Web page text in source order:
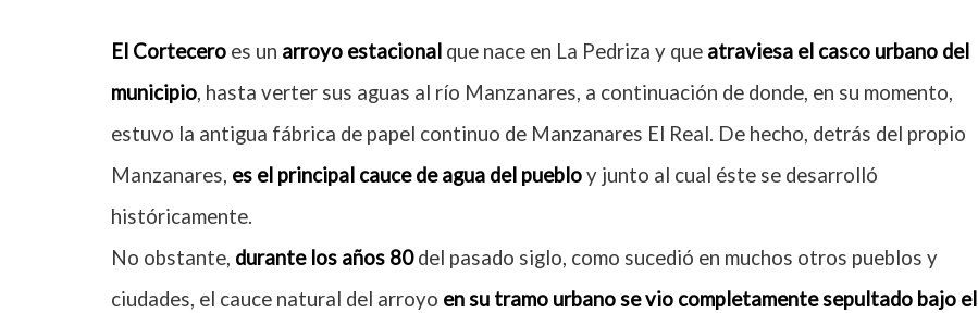
El Cortecero es un arroyo estacional que nace en La Pedriza y que atraviesa el casco urbano del
municipio, hasta verter sus aguas al río Manzanares, a continuación de donde, en su momento,
estuvo la antigua fábrica de papel continuo de Manzanares El Real. De hecho, detrás del propio
Manzanares, es el principal cauce de agua del puebloy junto al cual éste se desarrolló
históricamente.
No obstante, durante los años 80del pasado siglo, como sucedió en muchos otros pueblos y
ciudades, el cauce natural del arroyo en su tramo urbano se vio completamente sepultado bajo el